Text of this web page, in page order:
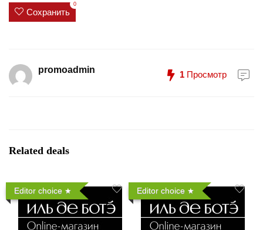
Сохранить
0
promoadmin 1 Просмотр
Related deals
Editor choice Editor choice